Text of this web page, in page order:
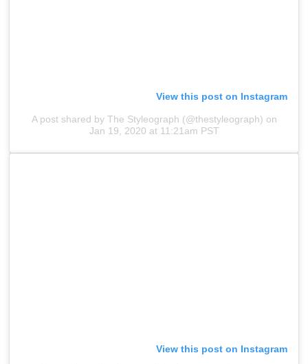
View this post on Instagram
A post shared by The Styleograph (@thestyleograph) on
Jan 19, 2020 at 11:21am PST
View this post on Instagram